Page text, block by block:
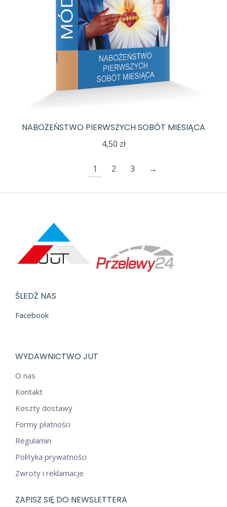
NABOŻEŃSTWO PIERWSZYCH SOBÓT MIESIĄCA
4,50 zł
1 2 3 →
ŚLEDŹ NAS
Facebook
WYDAWNICTWO JUT
O nas
Kontakt
Koszty dostawy
Formy płatności
Regulamin
Polityka prywatności
Zwroty i reklamacje
ZAPISZ SIĘ DO NEWSLETTERA